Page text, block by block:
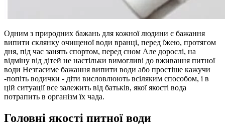
Одним з природних бажань для кожної людини є бажання
випити склянку очищеної води вранці, перед їжею, протягом
дня, під час занять спортом, перед сном Але дорослі, на
відміну від дітей не настільки вимогливі до вживання питної
води Незгасиме бажання випити води або простіше кажучи
-попіть водички - діти висловлюють всіляким способом, і в
цій ситуації все залежить від батьків, якої якості вода
потрапить в організм їх чада.
Головні якості питної води